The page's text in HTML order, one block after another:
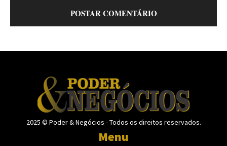
2025 © Poder & Negócios - Todos os direitos reservados.
Menu